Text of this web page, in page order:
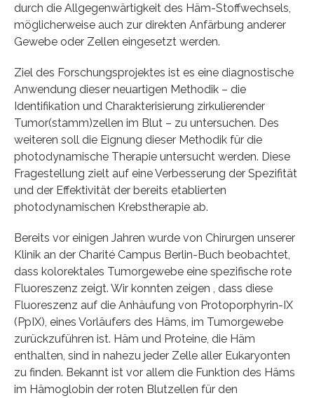
durch die Allgegenwärtigkeit des Häm-Stoffwechsels,
möglicherweise auch zur direkten Anfärbung anderer
Gewebe oder Zellen eingesetzt werden.
Ziel des Forschungsprojektes ist es eine diagnostische
Anwendung dieser neuartigen Methodik – die
Identifikation und Charakterisierung zirkulierender
Tumor(stamm)zellen im Blut – zu untersuchen. Des
weiteren soll die Eignung dieser Methodik für die
photodynamische Therapie untersucht werden. Diese
Fragestellung zielt auf eine Verbesserung der Spezifität
und der Effektivität der bereits etablierten
photodynamischen Krebstherapie ab.
Bereits vor einigen Jahren wurde von Chirurgen unserer
Klinik an der Charité Campus Berlin-Buch beobachtet,
dass kolorektales Tumorgewebe eine spezifische rote
Fluoreszenz zeigt. Wir konnten zeigen , dass diese
Fluoreszenz auf die Anhäufung von Protoporphyrin-IX
(PpIX), eines Vorläufers des Häms, im Tumorgewebe
zurückzuführen ist. Häm und Proteine, die Häm
enthalten, sind in nahezu jeder Zelle aller Eukaryonten
zu finden. Bekannt ist vor allem die Funktion des Häms
im Hämoglobin der roten Blutzellen für den